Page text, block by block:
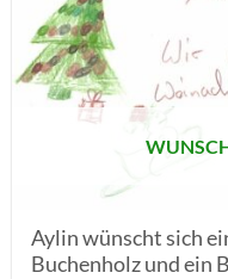
Aylin wünscht sich
Buchenholz und ein